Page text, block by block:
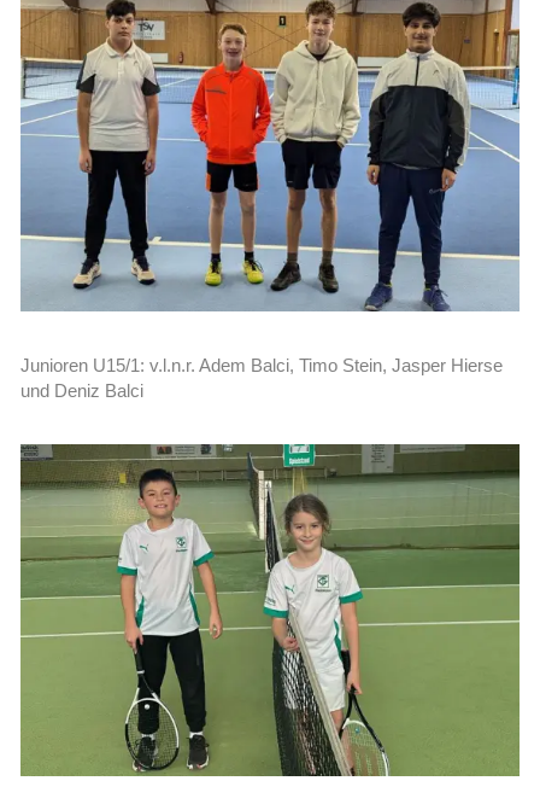
Junioren U15/1: v.l.n.r. Adem Balci, Timo Stein, Jasper Hierse
und Deniz Balci